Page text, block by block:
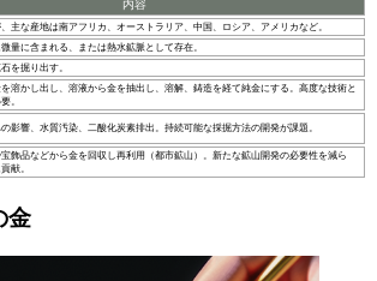
内容
主な産地は南アフリカ、オーストラリア、中国、ロシア、アメリカなど。
量に含まれる、または熱水鉱脈として存在。
を掘り出す。
溶かし出し、溶液から金を抽出し、溶解、鋳造を経て純金にする。高度な技術と
。
影響、水質汚染、二酸化炭素排出。持続可能な採掘方法の開発が課題。
飾品などから金を回収し再利用（都市鉱山）。新たな鉱山開発の必要性を減ら
献。
金